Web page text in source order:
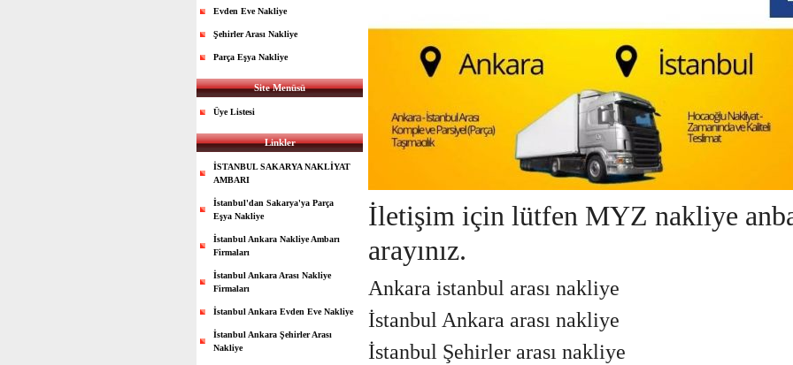
Evden Eve Nakliye
Şehirler Arası Nakliye
Parça Eşya Nakliye
Site Menüsü
Üye Listesi
Linkler
İSTANBUL SAKARYA NAKLİYAT
AMBARI
İstanbul'dan Sakarya'ya Parça
Eşya Nakliye
İstanbul Ankara Nakliye Ambarı
Firmaları
İstanbul Ankara Arası Nakliye
Firmaları
İstanbul Ankara Evden Eve Nakliye
İstanbul Ankara Şehirler Arası
Nakliye
İletişim için lütfen MYZ nakliye
arayınız.
Ankara istanbul arası nakliye
İstanbul Ankara arası nakliye
İstanbul Şehirler arası nakliye